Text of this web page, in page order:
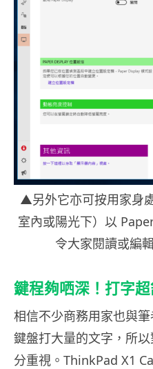
▲另外它亦可按用家身
室內或陽光下）以
令大家閱讀或編
鍵程夠哂深！打字
相信不少商務用家也與
鍵盤打大量的文字，所
分重視。ThinkPad X1